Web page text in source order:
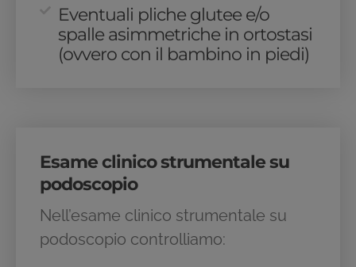
Eventuali pliche glutee e/o
spalle asimmetriche in ortostasi
(ovvero con il bambino in piedi)
Esame clinico strumentale su
podoscopio
Nell’esame clinico strumentale su
podoscopio controlliamo: